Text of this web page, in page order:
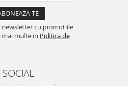
newsletter cu promotiile
mai multe in Politica de
SOCIAL